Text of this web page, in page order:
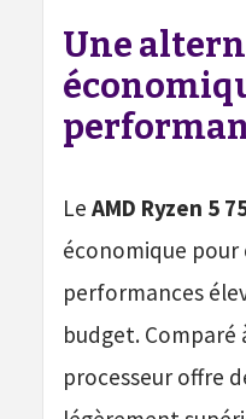
Une
Le AMD Ryzen 5
économique pour
performances
budget. Comparé
processeur offre